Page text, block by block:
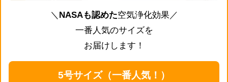
＼ NASAも認めた空気浄化効果／
一番人気のサイズを
お届けします！
5号サイズ（一番人気！）